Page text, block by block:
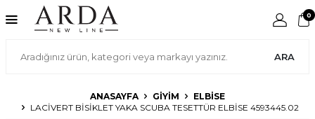
ARA
0
ANASAYFA GIYIM
ELBISE
LACIVERT BISIKLET YAKA SCUBA TESETTÜR ELBISE 4593445.02